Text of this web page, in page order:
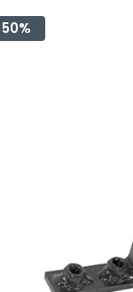
50%motor